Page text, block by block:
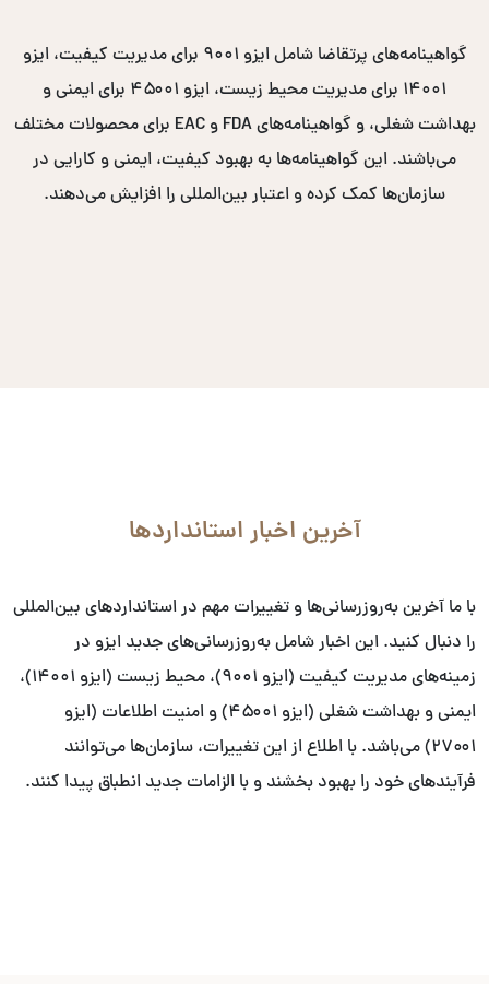
گواهینامه‌های پرتقاضا شامل ایزو ۹۰۰۱ برای مدیریت کیفیت، ایزو
۱۴۰۰۱ برای مدیریت محیط زیست، ایزو ۴۵۰۰۱ برای ایمنی و
بهداشت شغلی، و گواهینامه‌های FDA و EAC برای محصولات مختلف
می‌باشند. این گواهینامه‌ها به بهبود کیفیت، ایمنی و کارایی در
سازمان‌ها کمک کرده و اعتبار بین‌المللی را افزایش می‌دهند.
آخرین اخبار استانداردها
با ما آخرین به‌روزرسانی‌ها و تغییرات مهم در استانداردهای بین‌المللی
را دنبال کنید. این اخبار شامل به‌روزرسانی‌های جدید ایزو در
زمینه‌های مدیریت کیفیت (ایزو ۹۰۰۱)، محیط زیست (ایزو ۱۴۰۰۱)،
ایمنی و بهداشت شغلی (ایزو ۴۵۰۰۱) و امنیت اطلاعات (ایزو
۲۷۰۰۱) می‌باشد. با اطلاع از این تغییرات، سازمان‌ها می‌توانند
فرآیندهای خود را بهبود بخشند و با الزامات جدید انطباق پیدا کنند.